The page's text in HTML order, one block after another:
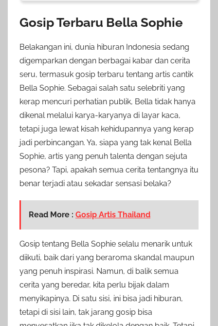
Gosip Terbaru Bella Sophie
Belakangan ini, dunia hiburan Indonesia sedang
digemparkan dengan berbagai kabar dan cerita
seru, termasuk gosip terbaru tentang artis cantik
Bella Sophie. Sebagai salah satu selebriti yang
kerap mencuri perhatian publik, Bella tidak hanya
dikenal melalui karya-karyanya di layar kaca,
tetapi juga lewat kisah kehidupannya yang kerap
jadi perbincangan. Ya, siapa yang tak kenal Bella
Sophie, artis yang penuh talenta dengan sejuta
pesona? Tapi, apakah semua cerita tentangnya itu
benar terjadi atau sekadar sensasi belaka?
Read More : Gosip Artis Thailand
Gosip tentang Bella Sophie selalu menarik untuk
diikuti, baik dari yang beraroma skandal maupun
yang penuh inspirasi. Namun, di balik semua
cerita yang beredar, kita perlu bijak dalam
menyikapinya. Di satu sisi, ini bisa jadi hiburan,
tetapi di sisi lain, tak jarang gosip bisa